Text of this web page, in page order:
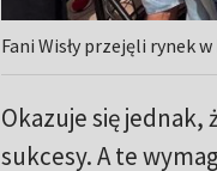
Fani Wisły przejęli rynek
Okazuje się
sukcesy. A te